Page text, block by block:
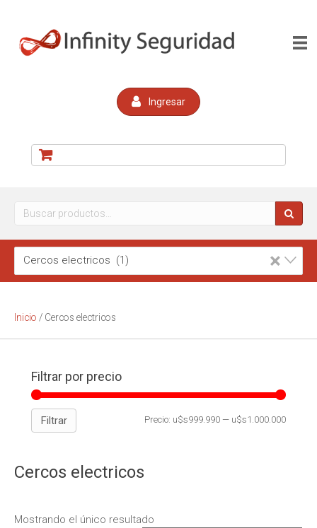
Ingresar
Buscar
×
Cercos electricos (1)
Inicio / Cercos electricos
Filtrar por precio
Filtrar Precio: u$s999.990 — u$s1.000.000
Cercos electricos
Mostrando el único resultado